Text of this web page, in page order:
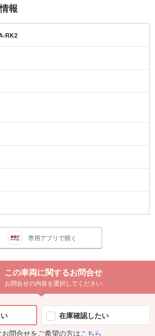
報
RK2
専用アプリで開く
この車両に関するお問合せ
お問合せの内容を選択してください
在庫確認したい
問合せをご希望の方はこちら